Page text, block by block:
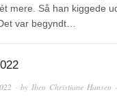
mere. Så han kiggede
var begyndt…
· by Iben Christiane Hansen